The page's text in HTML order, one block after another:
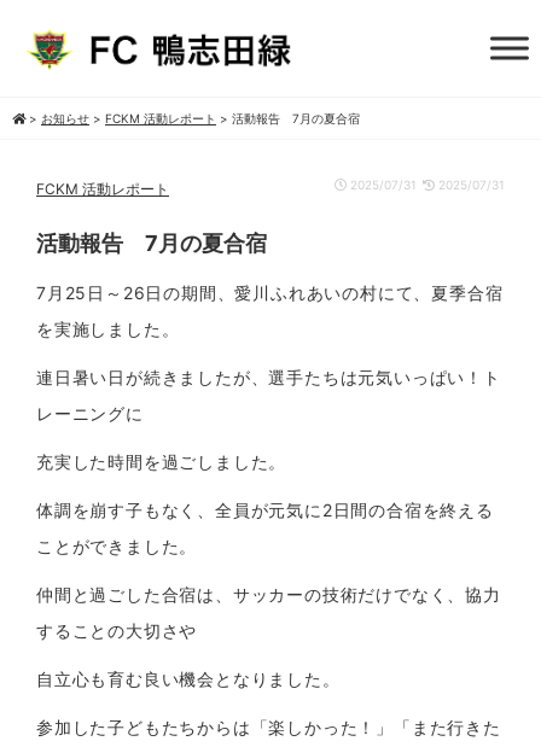
> お知らせ > FCKM 活動レポート > 活動報告 7月の夏合宿
FCKM 活動レポート 2025/07/31 2025/07/31
活動報告 7月の夏合宿
7月25日～26日の期間、愛川ふれあいの村にて、夏季合宿
を実施しました。
連日暑い日が続きましたが、選手たちは元気いっぱい！ト
レーニングに
充実した時間を過ごしました。
体調を崩す子もなく、全員が元気に2日間の合宿を終える
ことができました。
仲間と過ごした合宿は、サッカーの技術だけでなく、協力
することの大切さや
自立心も育む良い機会となりました。
参加した子どもたちからは「楽しかった！」「また行きた